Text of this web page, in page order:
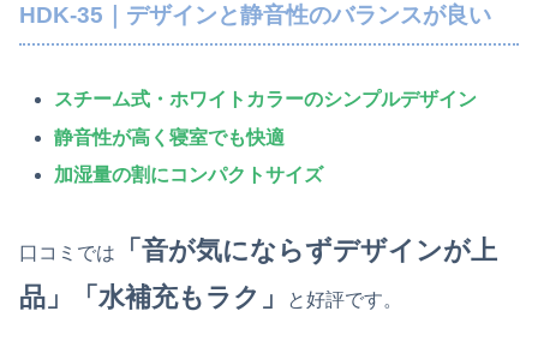
HDK-35｜デザインと静音性のバランスが良い
スチーム式・ホワイトカラーのシンプルデザイン
静音性が高く寝室でも快適
加湿量の割にコンパクトサイズ
口コミでは
「音が気にならずデザインが上
品」「水補充もラク」
と好評です。